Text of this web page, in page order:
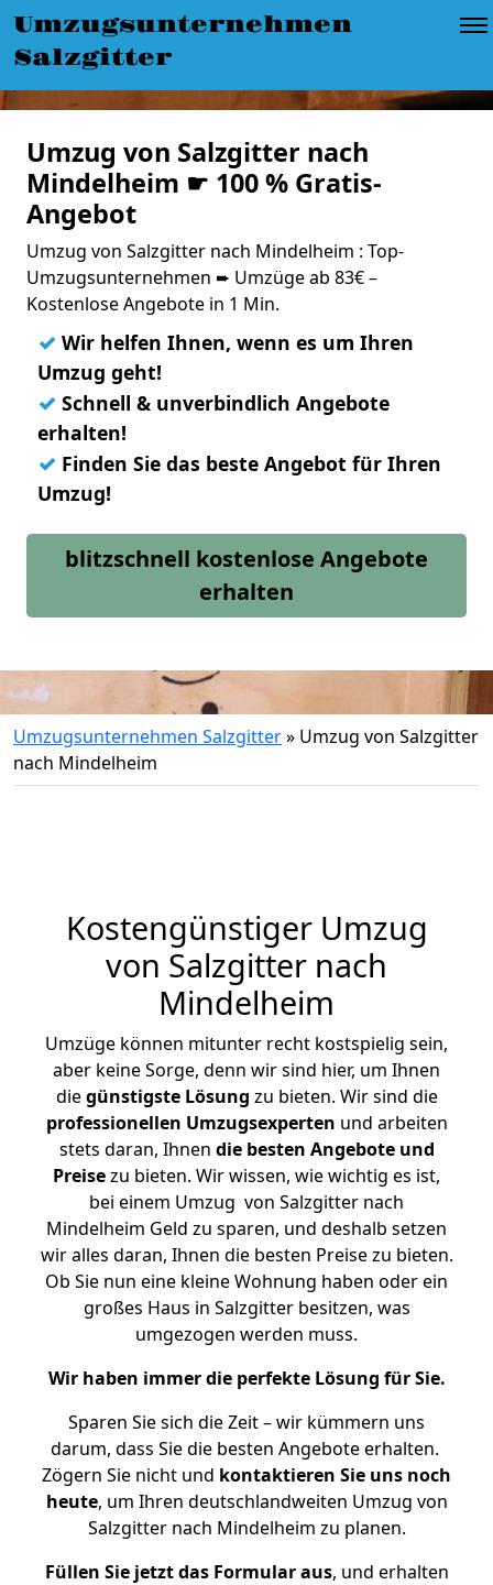
Umzugsunternehmen
Salzgitter
Umzug von Salzgitter nach
Mindelheim ☛ 100 % Gratis-
Angebot
Umzug von Salzgitter nach Mindelheim : Top-
Umzugsunternehmen ➨ Umzüge ab 83€ –
Kostenlose Angebote in 1 Min.
✓ Wir helfen Ihnen, wenn es um Ihren
Umzug geht!
✓ Schnell & unverbindlich Angebote
erhalten!
✓ Finden Sie das beste Angebot für Ihren
Umzug!
blitzschnell kostenlose Angebote
erhalten
Umzugsunternehmen Salzgitter» Umzug von Salzgitter
nach Mindelheim
Kostengünstiger Umzug
von Salzgitter nach
Mindelheim
Umzüge können mitunter recht kostspielig sein,
aber keine Sorge, denn wir sind hier, um Ihnen
diegünstigste Lösung zu bieten. Wir sind die
professionellen Umzugsexperten und arbeiten
stets daran, Ihnen die besten Angebote und
Preisezu bieten. Wir wissen, wie wichtig es ist,
bei einem Umzug von Salzgitter nach
Mindelheim Geld zu sparen, und deshalb setzen
wir alles daran, Ihnen die besten Preise zu bieten.
Ob Sie nun eine kleine Wohnung haben oder ein
großes Haus in Salzgitter besitzen, was
umgezogen werden muss.
Wir haben immer die perfekte Lösung für Sie.
Sparen Sie sich die Zeit – wir kümmern uns
darum, dass Sie die besten Angebote erhalten.
Zögern Sie nicht und kontaktieren Sie uns noch
heute, um Ihren deutschlandweiten Umzug von
Salzgitter nach Mindelheim zu planen.
Füllen Sie jetzt das Formular aus, und erhalten